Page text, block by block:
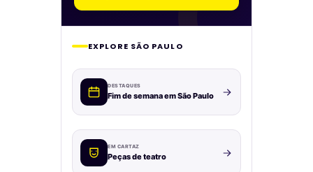
EXPLORE SÃO PAULO
DESTAQUES
Fim de semana em São Paulo
EM CARTAZ
Peças de teatro